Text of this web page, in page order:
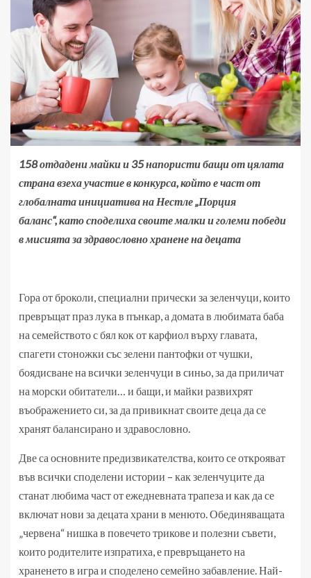
158 отдадени майки и 35 напористи бащи от цялата
страна взеха участие в конкурса, който е част от
глобалната инициатива на Нестле „Порция
баланс“,като споделиха своите малки и големи победи
в мисията за здравословно хранене на децата
Гора от броколи, специални прически за зеленчуци, които
превръщат праз лука в пънкар, а домата в любимата баба
на семейството с бял кок от карфиол върху главата,
спагети стоножки със зелени пантофки от чушки,
боядисване на всички зеленчуци в синьо, за да приличат
на морски обитатели… и бащи, и майки развихрят
въображението си, за да привикнат своите деца да се
хранят балансирано и здравословно.
Две са основните предизвикателства, които се открояват
във всички споделени истории – как зеленчуците да
станат любима част от ежедневната трапеза и как да се
включат нови за децата храни в менюто. Обединяващата
„червена“ нишка в повечето трикове и полезни съвети,
които родителите изпратиха, е превръщането на
храненето в игра и споделено семейно забавление. Най-